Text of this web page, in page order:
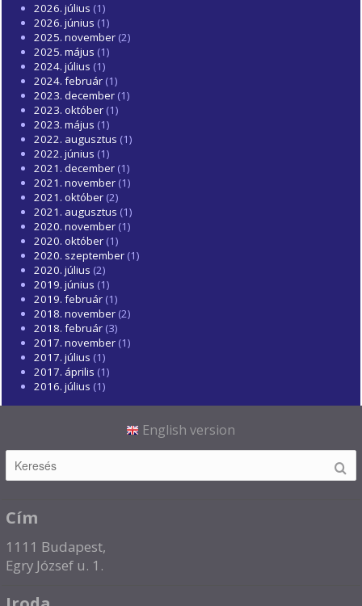
2026. július (1)
2026. június (1)
2025. november (2)
2025. május (1)
2024. július (1)
2024. február (1)
2023. december (1)
2023. október (1)
2023. május (1)
2022. augusztus (1)
2022. június (1)
2021. december (1)
2021. november (1)
2021. október (2)
2021. augusztus (1)
2020. november (1)
2020. október (1)
2020. szeptember (1)
2020. július (2)
2019. június (1)
2019. február (1)
2018. november (2)
2018. február (3)
2017. november (1)
2017. július (1)
2017. április (1)
2016. július (1)
English version
Cím
1111 Budapest,
Egry József u. 1.